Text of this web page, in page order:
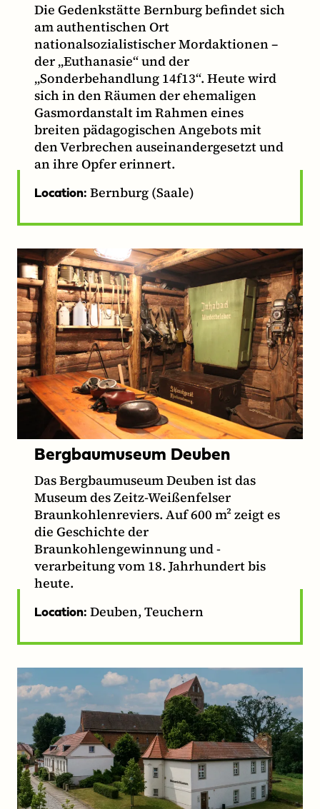
Die Gedenkstätte Bernburg befindet sich
am authentischen Ort
nationalsozialistischer Mordaktionen –
der „Euthanasie“ und der
„Sonderbehandlung 14f13“. Heute wird
sich in den Räumen der ehemaligen
Gasmordanstalt im Rahmen eines
breiten pädagogischen Angebots mit
den Verbrechen auseinandergesetzt und
an ihre Opfer erinnert.
Location: Bernburg (Saale)
Bergbaumuseum Deuben
Das Bergbaumuseum Deuben ist das
Museum des Zeitz-Weißenfelser
Braunkohlenreviers. Auf 600 m² zeigt es
die Geschichte der
Braunkohlengewinnung und -
verarbeitung vom 18. Jahrhundert bis
heute.
Location: Deuben, Teuchern